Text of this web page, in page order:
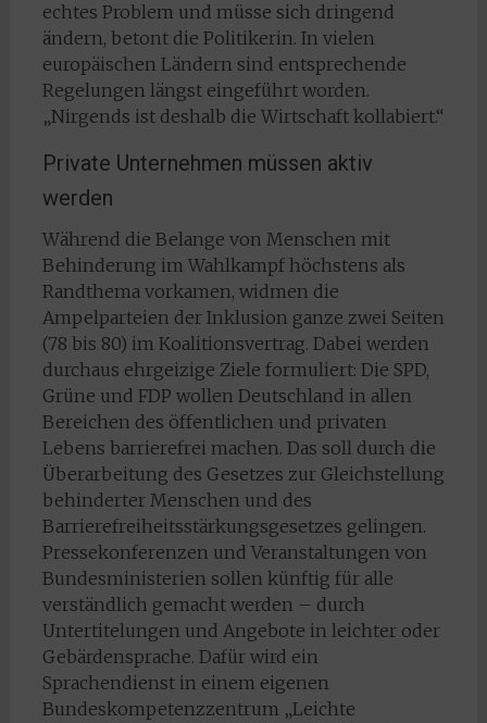
echtes Problem und müsse sich dringend
ändern, betont die Politikerin. In vielen
europäischen Ländern sind entsprechende
Regelungen längst eingeführt worden.
„Nirgends ist deshalb die Wirtschaft kollabiert.“
Private Unternehmen müssen aktiv
werden
Während die Belange von Menschen mit
Behinderung im Wahlkampf höchstens als
Randthema vorkamen, widmen die
Ampelparteien der Inklusion ganze zwei Seiten
(78 bis 80) im Koalitionsvertrag. Dabei werden
durchaus ehrgeizige Ziele formuliert: Die SPD,
Grüne und FDP wollen Deutschland in allen
Bereichen des öffentlichen und privaten
Lebens barrierefrei machen. Das soll durch die
Überarbeitung des Gesetzes zur Gleichstellung
behinderter Menschen und des
Barrierefreiheitsstärkungsgesetzes gelingen.
Pressekonferenzen und Veranstaltungen von
Bundesministerien sollen künftig für alle
verständlich gemacht werden – durch
Untertitelungen und Angebote in leichter oder
Gebärdensprache. Dafür wird ein
Sprachendienst in einem eigenen
Bundeskompetenzzentrum „Leichte